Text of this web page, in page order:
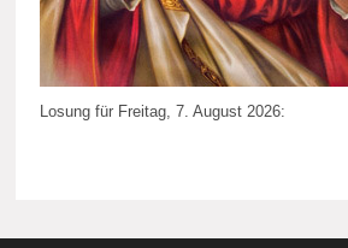
Losung für Freitag, 7. August 2026: